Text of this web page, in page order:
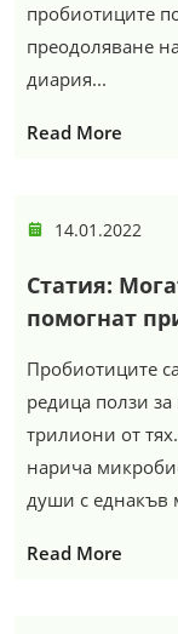
пробиотиците
преодоляване
диария...
Read More
14.01.2022
Статия:
помогнат
Пробиотиците
редица ползи
трилиони от
нарича
души с еднакъв
Read More